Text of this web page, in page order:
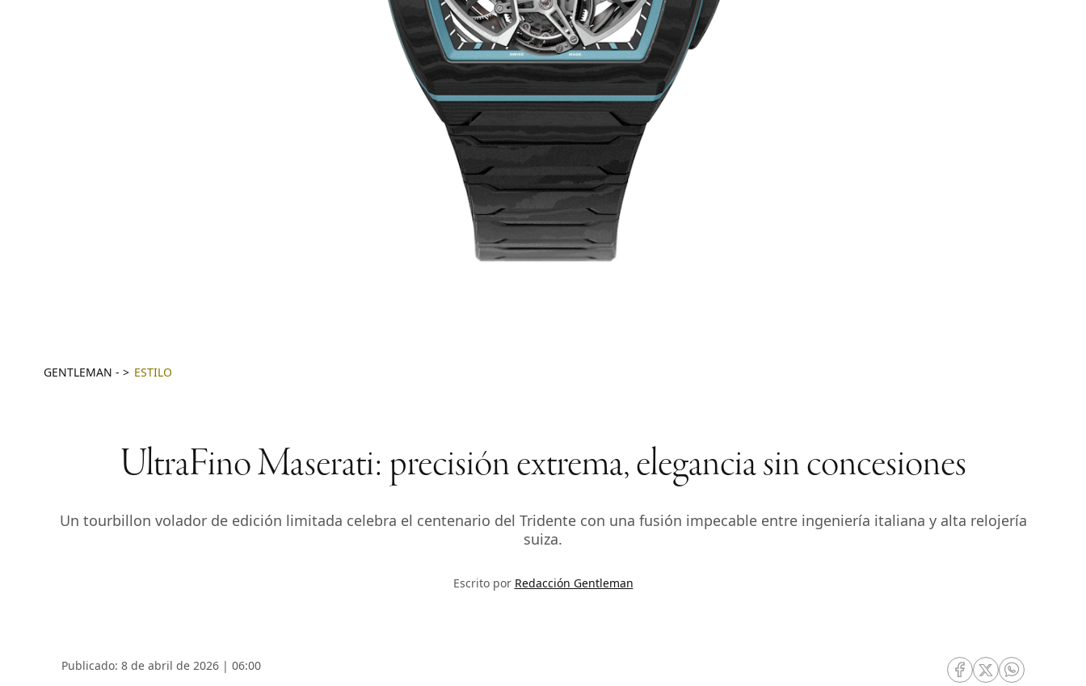
GENTLEMAN - ESTILO
UltraFino Maserati: precisión extrema, elegancia sin concesiones
Un tourbillon volador de edición limitada celebra el centenario del Tridente con una fusión impecable entre ingeniería italiana y alta relojería
suiza.
Escrito por Redacción Gentleman
Publicado: 8 de abril de 2026 | 06:00
RRSS Facebook
RRSS Twitter
RRSS